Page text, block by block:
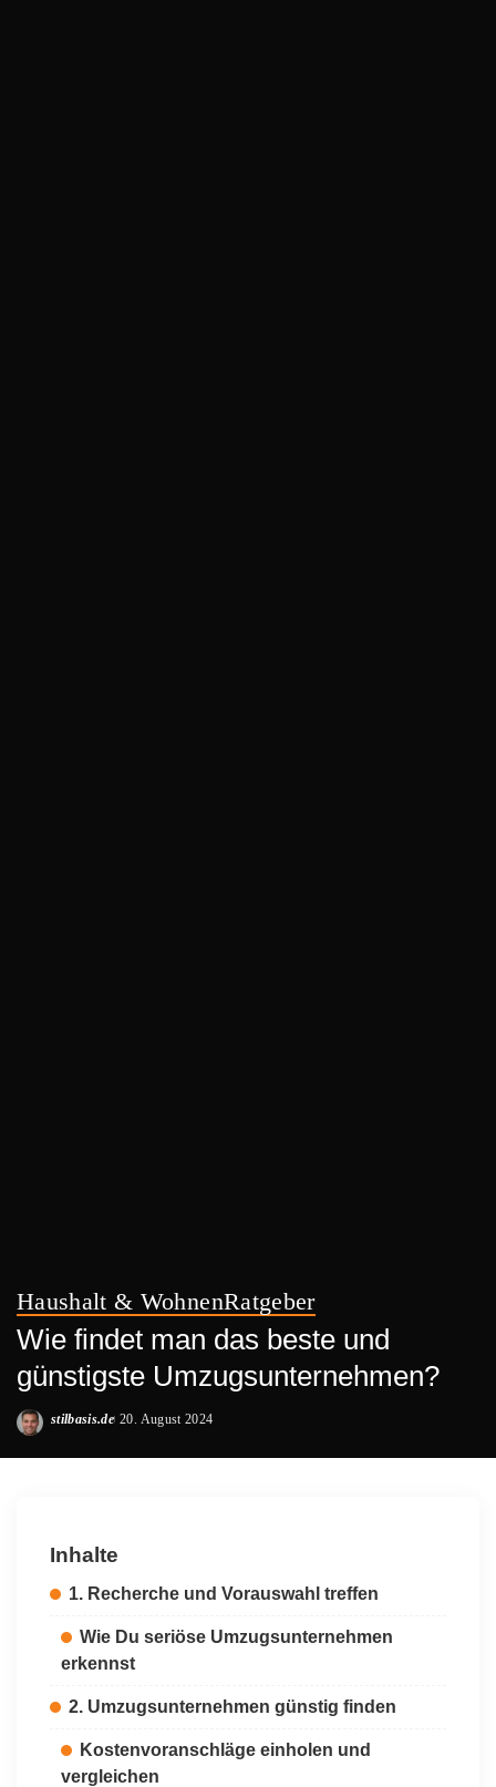
Haushalt & WohnenRatgeber
Wie findet man das beste und
günstigste Umzugsunternehmen?
Posted
stilbasis.de 20. August 2024
Inhalte
1. Recherche und Vorauswahl treffen
Wie Du seriöse Umzugsunternehmen
erkennst
2. Umzugsunternehmen günstig finden
Kostenvoranschläge einholen und
vergleichen